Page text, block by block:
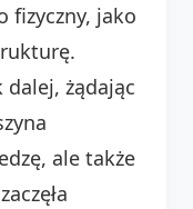
fizyczny, jako
dalej, żądając
ale także